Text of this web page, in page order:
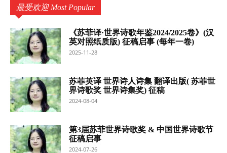
最受欢迎 Most Popular
《苏菲译·世界诗歌年鉴2024/2025卷》(汉
英对照纸质版) 征稿启事 (每年一卷)
2025-11-28
苏菲英译 世界诗人诗集 翻译出版( 苏菲世
界诗歌奖 世界诗集奖) 征稿
2024-08-04
第3届苏菲世界诗歌奖 & 中国世界诗歌节
征稿启事
2024-07-26